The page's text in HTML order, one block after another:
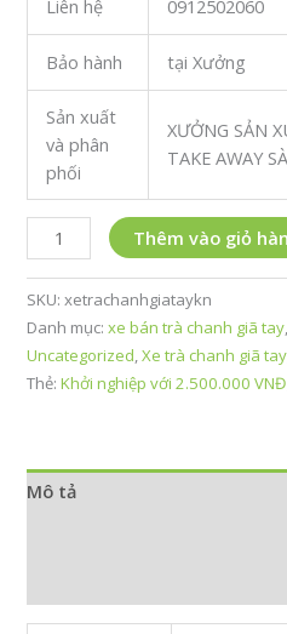
Liên hệ 0912502060
Bảo hành tại Xưởng
Sản xuất
và phân
phối
XƯỞNG SẢN
TAKE AWAY
Khởi
nghiệp
với
2.500.000
VNĐ
–
xe
chanh
số
Thêm vào giỏ
SKU:xetrachanhgiataykn
Danh mục:xe bán trà chanh giã tay
Uncategorized,Xe trà chanh giã tay
Thẻ:Khởi nghiệp với 2.500.000 VNĐ
Mô tả